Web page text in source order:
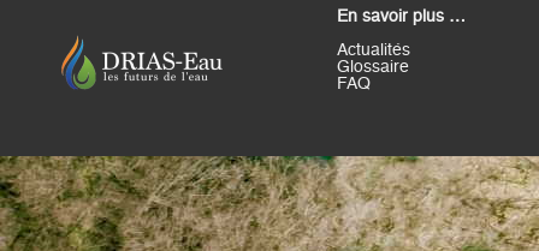
En savoir plus …
Actualités
Glossaire
FAQ